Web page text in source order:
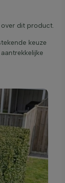
dit product.
keuze